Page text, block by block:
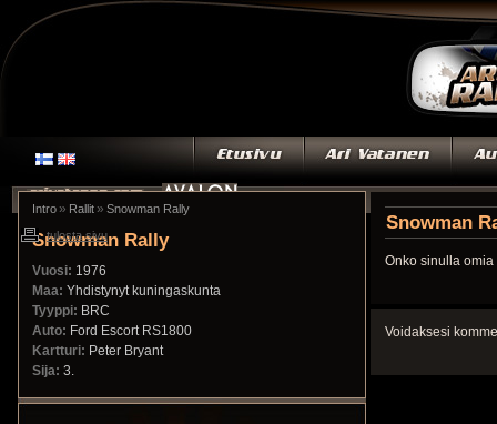
Intro » Rallit » Snowman Rally
Snowman Rally
Vuosi: 1976
Maa: Yhdistynyt kuningaskunta
Tyyppi: BRC
Auto: Ford Escort RS1800
Kartturi: Peter Bryant
Sija: 3.
Snowman
Onko sinulla
Voidaksesi
tulosta sivu